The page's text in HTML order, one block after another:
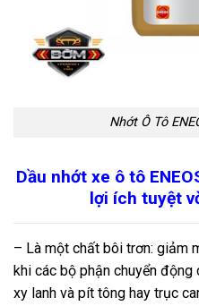
Nhớt Ô Tô
Dầu nhớt xe ô tô
lợi ích tuyệt
– Là một chất bôi trơn: giảm
khi các bộ phận chuyển
xy lanh và pít tông hay trục